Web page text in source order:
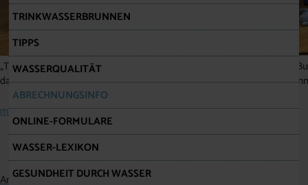
TRINKWASSERBRUNNEN
TIPPS
WASSERQUALITÄT
ABRECHNUNGSINFO
ONLINE-FORMULARE
WASSER-LEXIKON
GESUNDHEIT DURCH WASSER
„TROPFI“, das Maskottchen des Wasserleitungsverbandes
dabei Breitenbrunner Bürgermeister Helmut Hareter und WLV-
mehr erfahren
Anpassung der Wassergebühren